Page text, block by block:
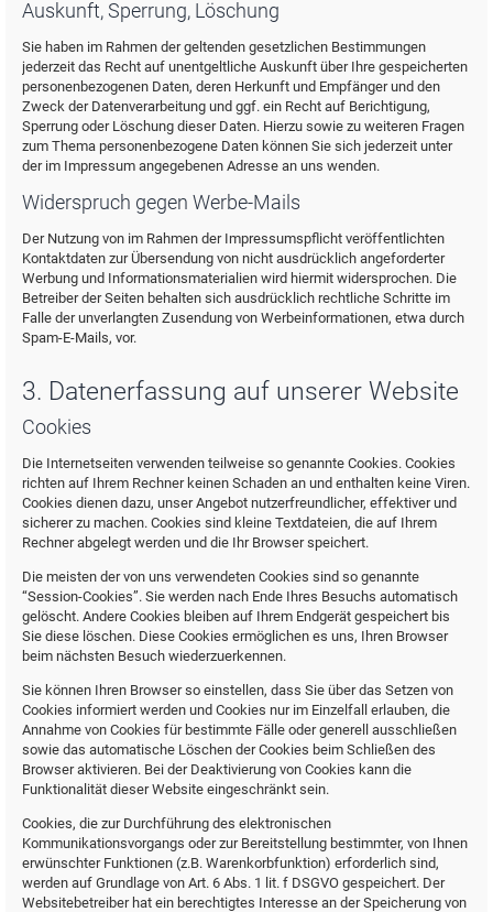
Auskunft, Sperrung, Löschung
Sie haben im Rahmen der geltenden gesetzlichen Bestimmungen
jederzeit das Recht auf unentgeltliche Auskunft über Ihre gespeicherten
personenbezogenen Daten, deren Herkunft und Empfänger und den
Zweck der Datenverarbeitung und ggf. ein Recht auf Berichtigung,
Sperrung oder Löschung dieser Daten. Hierzu sowie zu weiteren Fragen
zum Thema personenbezogene Daten können Sie sich jederzeit unter
der im Impressum angegebenen Adresse an uns wenden.
Widerspruch gegen Werbe-Mails
Der Nutzung von im Rahmen der Impressumspflicht veröffentlichten
Kontaktdaten zur Übersendung von nicht ausdrücklich angeforderter
Werbung und Informationsmaterialien wird hiermit widersprochen. Die
Betreiber der Seiten behalten sich ausdrücklich rechtliche Schritte im
Falle der unverlangten Zusendung von Werbeinformationen, etwa durch
Spam-E-Mails, vor.
3. Datenerfassung auf unserer Website
Cookies
Die Internetseiten verwenden teilweise so genannte Cookies. Cookies
richten auf Ihrem Rechner keinen Schaden an und enthalten keine Viren.
Cookies dienen dazu, unser Angebot nutzerfreundlicher, effektiver und
sicherer zu machen. Cookies sind kleine Textdateien, die auf Ihrem
Rechner abgelegt werden und die Ihr Browser speichert.
Die meisten der von uns verwendeten Cookies sind so genannte
“Session-Cookies”. Sie werden nach Ende Ihres Besuchs automatisch
gelöscht. Andere Cookies bleiben auf Ihrem Endgerät gespeichert bis
Sie diese löschen. Diese Cookies ermöglichen es uns, Ihren Browser
beim nächsten Besuch wiederzuerkennen.
Sie können Ihren Browser so einstellen, dass Sie über das Setzen von
Cookies informiert werden und Cookies nur im Einzelfall erlauben, die
Annahme von Cookies für bestimmte Fälle oder generell ausschließen
sowie das automatische Löschen der Cookies beim Schließen des
Browser aktivieren. Bei der Deaktivierung von Cookies kann die
Funktionalität dieser Website eingeschränkt sein.
Cookies, die zur Durchführung des elektronischen
Kommunikationsvorgangs oder zur Bereitstellung bestimmter, von Ihnen
erwünschter Funktionen (z.B. Warenkorbfunktion) erforderlich sind,
werden auf Grundlage von Art. 6 Abs. 1 lit. f DSGVO gespeichert. Der
Websitebetreiber hat ein berechtigtes Interesse an der Speicherung von